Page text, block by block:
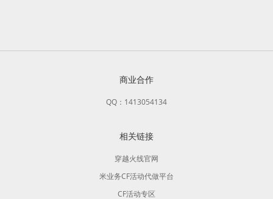
商业合作
QQ：1413054134
相关链接
穿越火线官网
米业务CF活动代做平台
CF活动专区